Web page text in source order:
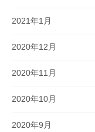
2021年1月
2020年12月
2020年11月
2020年10月
2020年9月